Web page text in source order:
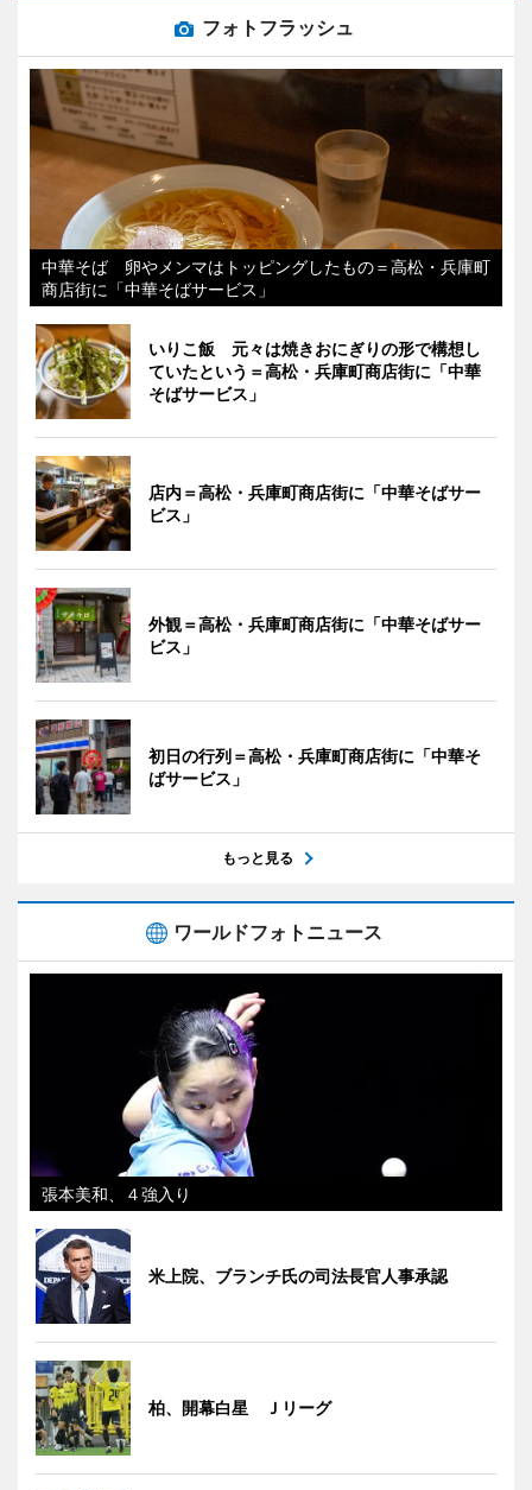
フォトフラッシュ
中華そば 卵やメンマはトッピングしたもの＝高松・兵庫町
商店街に「中華そばサービス」
いりこ飯 元々は焼きおにぎりの形で構想し
ていたという＝高松・兵庫町商店街に「中華
そばサービス」
店内＝高松・兵庫町商店街に「中華そばサー
ビス」
外観＝高松・兵庫町商店街に「中華そばサー
ビス」
初日の行列＝高松・兵庫町商店街に「中華そ
ばサービス」
もっと見る
ワールドフォトニュース
張本美和、４強入り
米上院、ブランチ氏の司法長官人事承認
柏、開幕白星 Ｊリーグ